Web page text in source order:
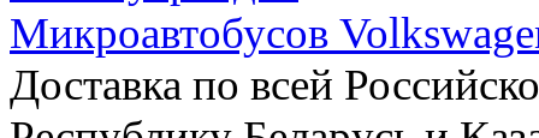
Доставка по всей